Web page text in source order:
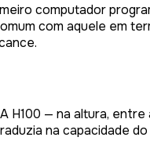
computador
com aquele em
— na altura,
na capacidade